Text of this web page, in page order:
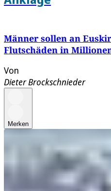
Männer sollen an
Flutschäden in
Von
Dieter Brockschnieder
Merken